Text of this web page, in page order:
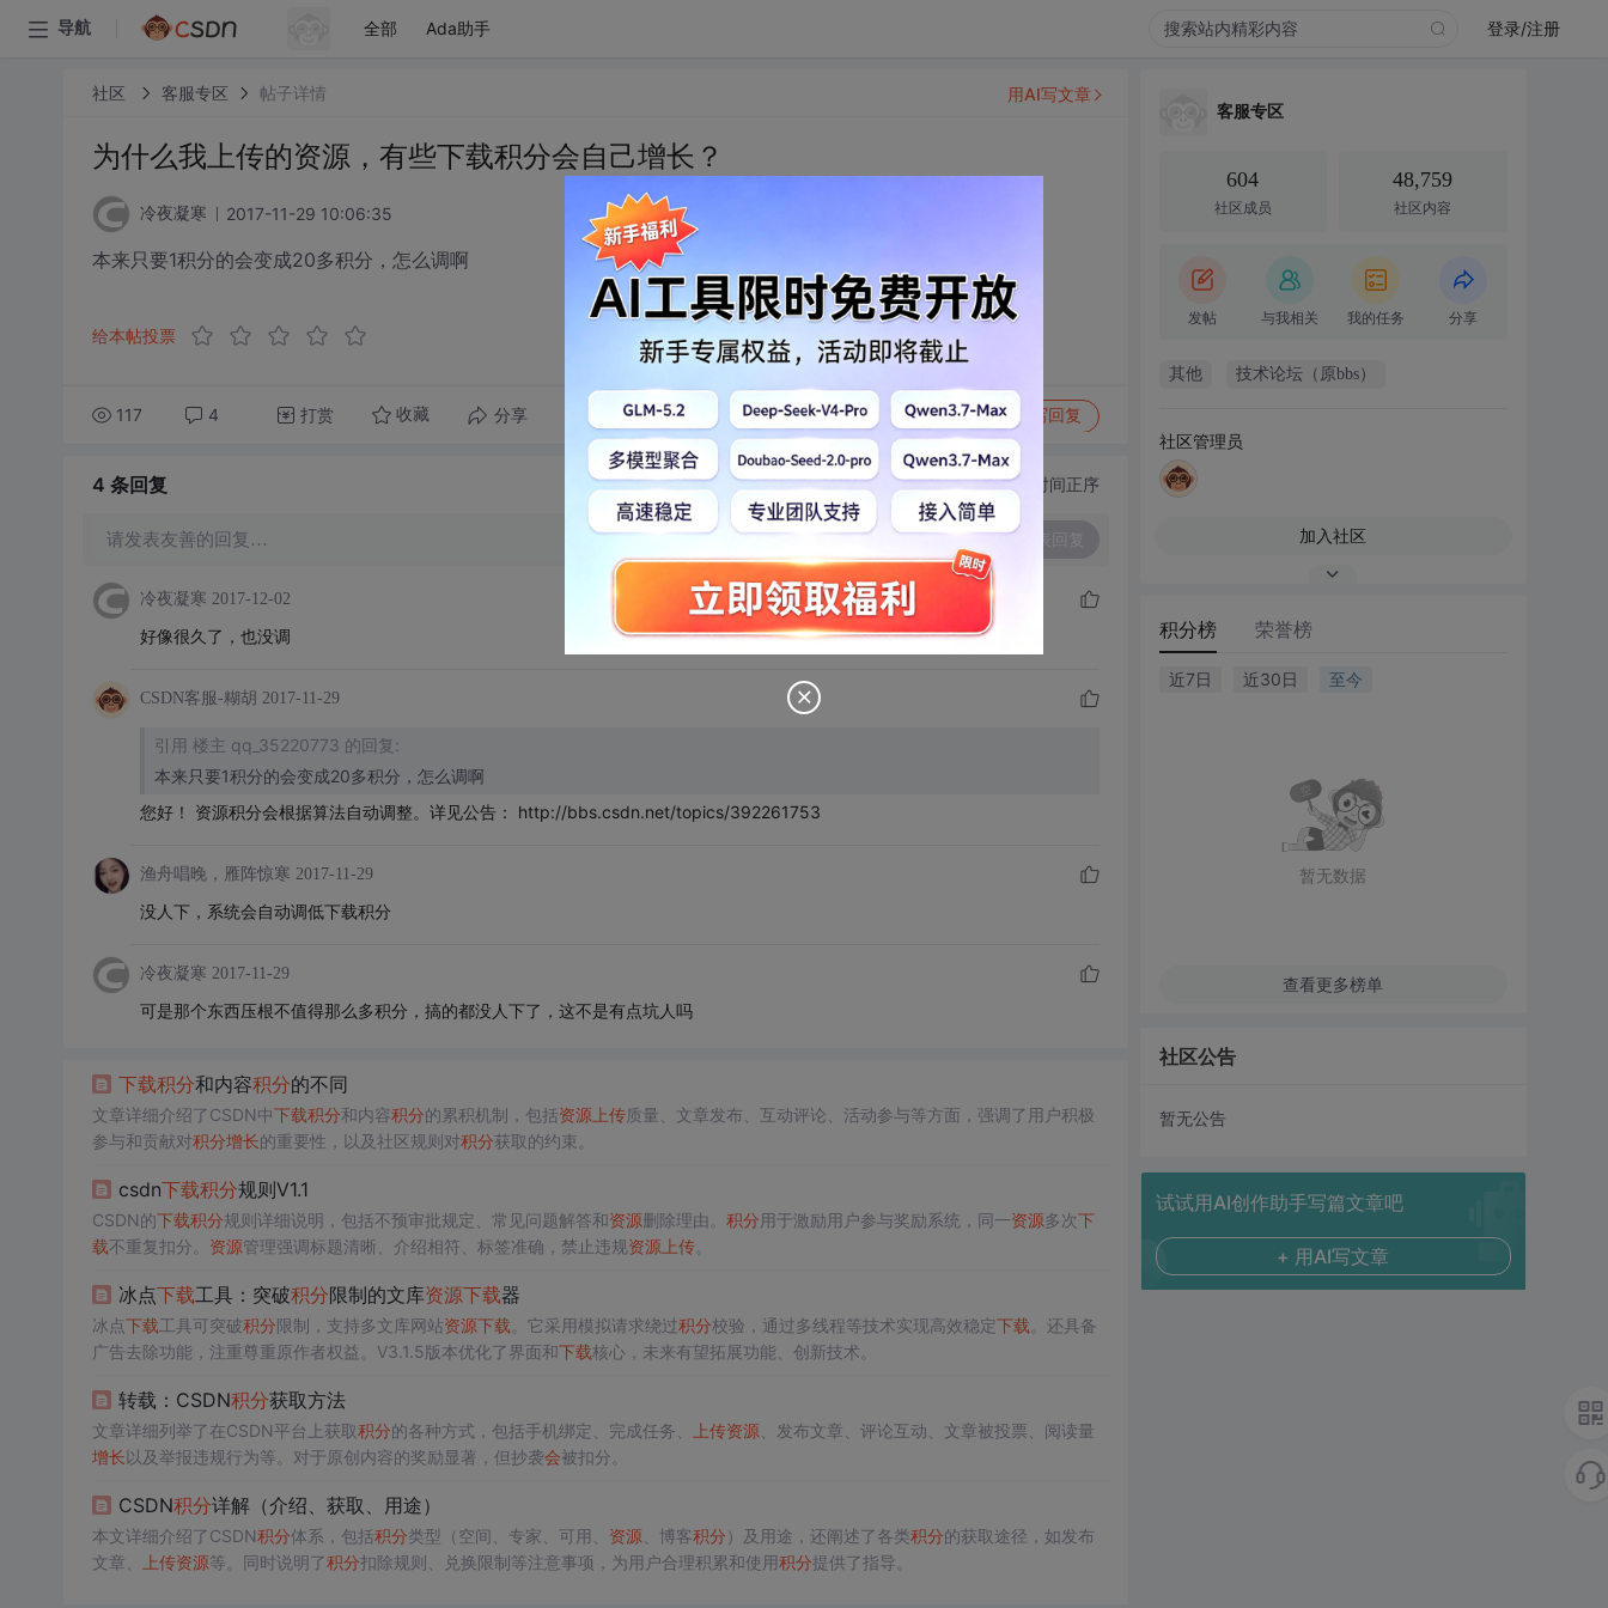
导航 全部 Ada助手 登录/注册
社区 客服专区 帖子详情
为什么我上传的资源，有些下载积分会自己增长？
冷夜凝寒 2017-11-29 10:06:35
本来只要1积分的会变成20多积分，怎么调啊
给本帖投票
117 4 打赏 收藏 分享 转发到动态 举报 写回复
用AI写文章
4 条回复 切换为时间正序
请发表友善的回复…
冷夜凝寒 2017-12-02
好像很久了，也没调
CSDN客服-糊胡 2017-11-29
引用 楼主 qq_35220773 的回复:
本来只要1积分的会变成20多积分，怎么调啊
您好！ 资源积分会根据算法自动调整。详见公告： http://bbs.csdn.net/topics/392261753
渔舟唱晚，雁阵惊寒 2017-11-29
没人下，系统会自动调低下载积分
冷夜凝寒 2017-11-29
可是那个东西压根不值得那么多积分，搞的都没人下了，这不是有点坑人吗
下载积分和内容积分的不同
文章详细介绍了CSDN中下载积分和内容积分的累积机制，包括资源上传质量、文章发布、互动评论、活动参与等方面，强调了用户积极
参与和贡献对积分增长的重要性，以及社区规则对积分获取的约束。
csdn下载积分规则V1.1
CSDN的下载积分规则详细说明，包括不预审批规定、常见问题解答和资源删除理由。 积分用于激励用户参与奖励系统，同一资源多次下
载不重复扣分。 资源管理强调标题清晰、介绍相符、标签准确，禁止违规资源上传。
冰点下载工具：突破积分限制的文库资源下载器
冰点下载工具可突破积分限制，支持多文库网站资源下载 。它采用模拟请求绕过积分校验，通过多线程等技术实现高效稳定下载 。还具备
广告去除功能，注重尊重原作者权益。V3.1.5版本优化了界面和下载核心，未来有望拓展功能、创新技术。
转载：CSDN积分获取方法
文章详细列举了在CSDN平台上获取积分的各种方式，包括手机绑定、完成任务、 上传资源、发布文章、评论互动、文章被投票、阅读量
增长以及举报违规行为等。对于原创内容的奖励显著，但抄袭会被扣分。
CSDN积分详解（介绍、获取、用途）
本文详细介绍了CSDN积分体系，包括积分类型（空间、专家、可用、 资源、博客积分 ）及用途，还阐述了各类积分的获取途径，如发布
文章、
上传资源等。同时说明了积分扣除规则、兑换限制等注意事项，为用户合理积累和使用积分提供了指导。
客服专区
604
社区成员
48,759
社区内容
发帖 与我相关 我的任务 分享
其他 技术论坛（原bbs）
社区管理员
加入社区
积分榜 荣誉榜
近7日 近30日 至今
暂无数据
查看更多榜单
社区公告
暂无公告
试试用AI创作助手写篇文章吧
+ 用AI写文章